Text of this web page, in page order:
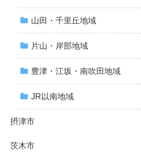
山田・千里丘地域
片山・岸部地域
豊津・江坂・南吹田地域
JR以南地域
摂津市
茨木市